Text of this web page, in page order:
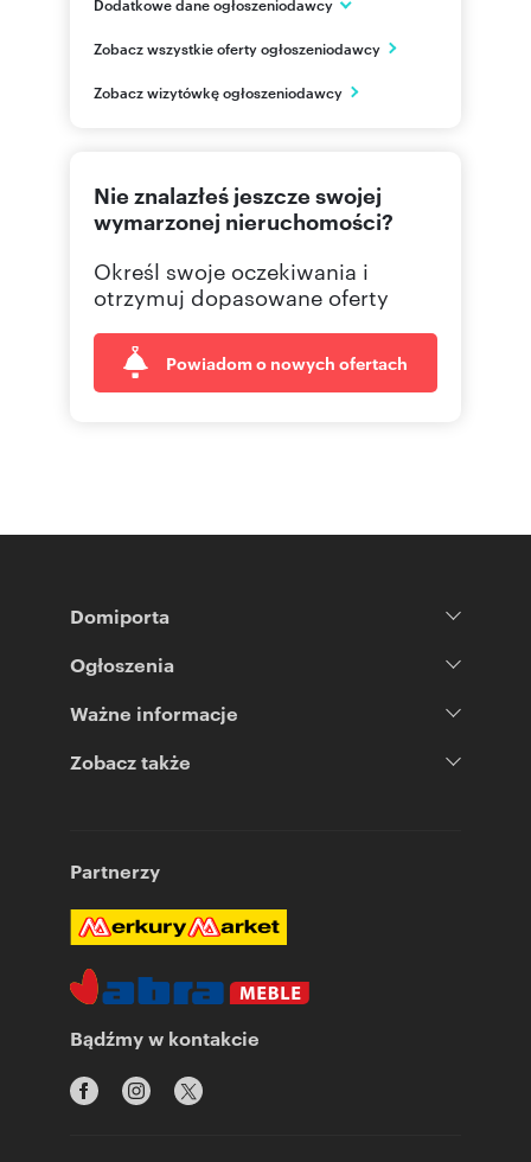
Opole
PL
698 64 Pokaż telefon
774 57 Pokaż telefon
Zobacz wszystkie oferty ogłoszeniodawcy
Zobacz wizytówkę ogłoszeniodawcy
Nie znalazłeś jeszcze swojej
wymarzonej nieruchomości?
Określ swoje oczekiwania i
otrzymuj dopasowane oferty
Powiadom o nowych ofertach
Domiporta
Ogłoszenia
Ważne informacje
Zobacz także
Partnerzy
Bądźmy w kontakcie